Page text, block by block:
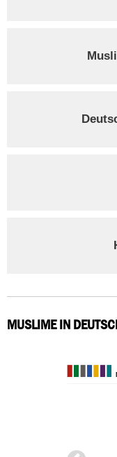
MUSLIME IN